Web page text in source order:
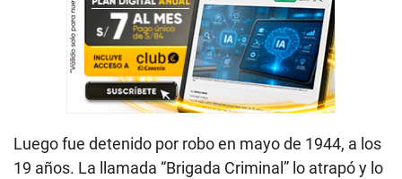
Luego fue detenido por robo en mayo de 1944, a los
19 años. La llamada “Brigada Criminal” lo atrapó y lo